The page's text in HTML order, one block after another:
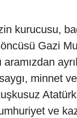
kurucusu,
Gazi
minnet
ve